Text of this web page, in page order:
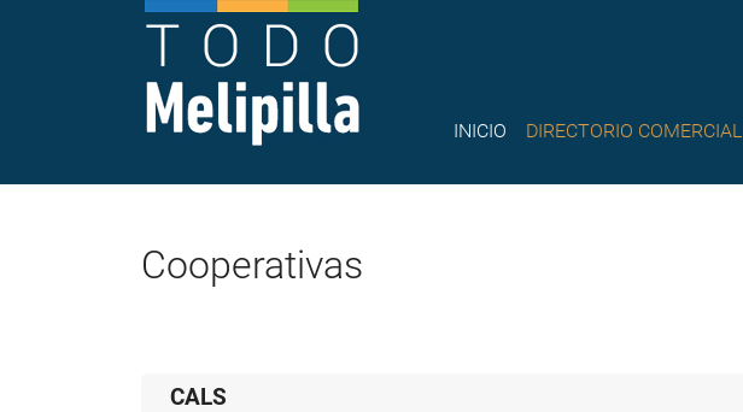
INICIO DIRECTORIO COMERCIAL
Cooperativas
CALS